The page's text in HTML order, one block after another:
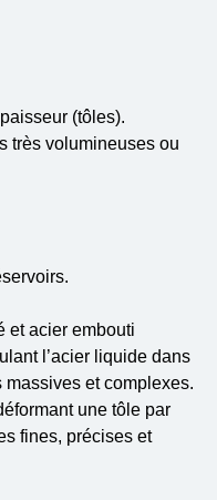
(tôles).
très volumineuses ou
et acier embouti
l’acier liquide dans
et complexes.
une tôle par
fines, précises et